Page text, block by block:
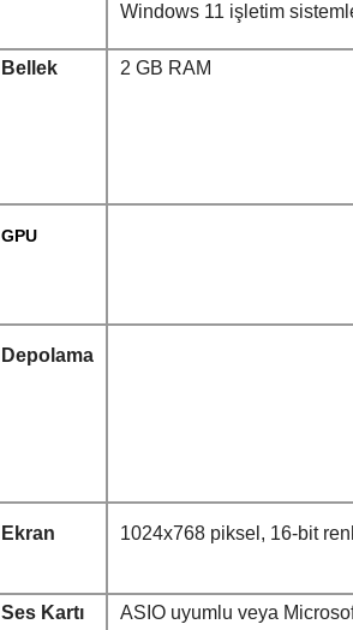
Windows 11 işletim
Bellek 2 GB RAM
GPU
Depolama
Ekran 1024x768 piksel, 16-bit
Ses Kartı ASIO uyumlu veya